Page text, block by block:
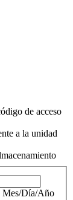
de acceso
a la unidad
Mes/Día/Año